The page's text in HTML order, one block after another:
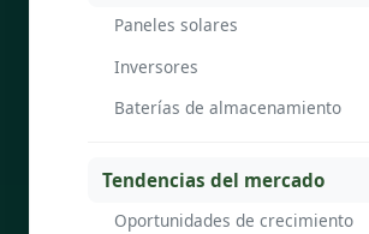
Paneles solares
Inversores
Baterías de almacenamiento
Tendencias del mercado
Oportunidades de crecimiento